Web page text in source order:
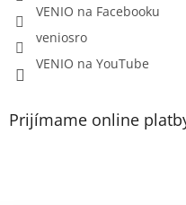
VENIO na Facebooku
veniosro
VENIO na YouTube
Prijímame online